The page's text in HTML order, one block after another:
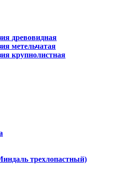
древовидная
метельчатая
крупнолистная
трехлопастный)